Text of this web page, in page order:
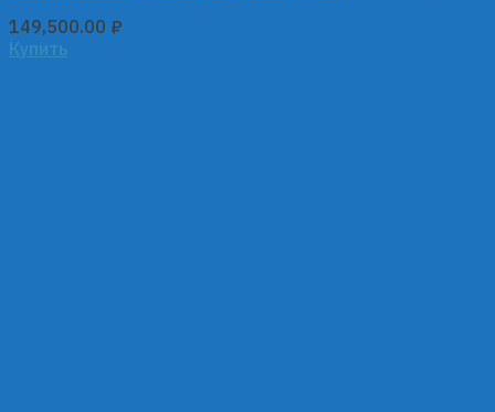
149,500.00 ₽
Купить